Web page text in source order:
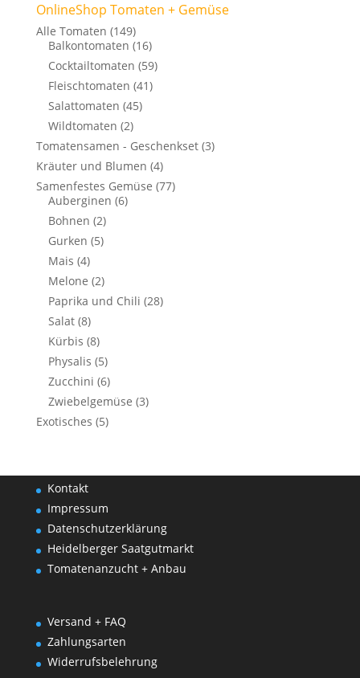
OnlineShop Tomaten + Gemüse
Alle Tomaten (149)
Balkontomaten (16)
Cocktailtomaten (59)
Fleischtomaten (41)
Salattomaten (45)
Wildtomaten (2)
Tomatensamen - Geschenkset (3)
Kräuter und Blumen (4)
Samenfestes Gemüse (77)
Auberginen (6)
Bohnen (2)
Gurken (5)
Mais (4)
Melone (2)
Paprika und Chili (28)
Salat (8)
Kürbis (8)
Physalis (5)
Zucchini (6)
Zwiebelgemüse (3)
Exotisches (5)
Kontakt
Impressum
Datenschutzerklärung
Heidelberger Saatgutmarkt
Tomatenanzucht + Anbau
Versand + FAQ
Zahlungsarten
Widerrufsbelehrung